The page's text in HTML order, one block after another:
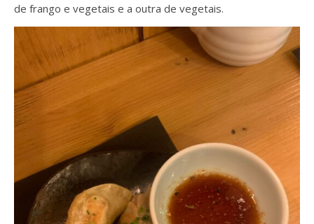
de frango e vegetais e a outra de vegetais.